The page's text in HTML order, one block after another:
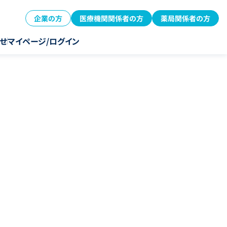
企業の方 医療機関関係者の方 薬局関係者の方
マイページ/ログイン